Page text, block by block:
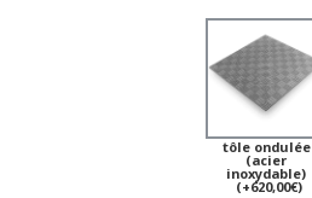
tôle ondulée
(acier
inoxydable)
(+620,00€)